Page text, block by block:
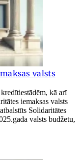
valsts
kā arī
iemaksas valsts
Solidaritātes
valsts budžetu,